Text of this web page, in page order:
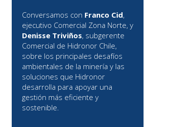
Conversamos con Franco Cid,
ejecutivo Comercial Zona Norte, y
Denisse Triviños, subgerente
Comercial de Hidronor Chile,
sobre los principales desafíos
ambientales de la minería y las
soluciones que Hidronor
desarrolla para apoyar una
gestión más eficiente y
sostenible.